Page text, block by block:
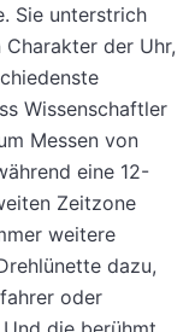
Sie unterstrich
der Uhr,
Wissenschaftler
Messen von
eine 12-
Zeitzone
weitere
dazu,
oder